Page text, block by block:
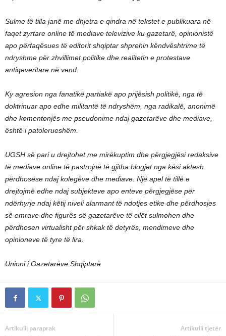
Sulme të tilla janë me dhjetra e qindra në tekstet e publikuara në
faqet zyrtare online të mediave televizive ku gazetarë, opinionistë
apo përfaqësues të editorit shqiptar shprehin këndvështrime të
ndryshme për zhvillimet politike dhe realitetin e protestave
antiqeveritare në vend.
Ky agresion nga fanatikë partiakë apo prijësish politikë, nga të
doktrinuar apo edhe militantë të ndryshëm, nga radikalë, anonimë
dhe komentonjës me pseudonime ndaj gazetarëve dhe mediave,
është i patolerueshëm.
UGSH së pari u drejtohet me mirëkuptim dhe përgjegjësi redaksive
të mediave online të pastrojnë të gjitha blogjet nga kësi aktesh
përdhosëse ndaj kolegëve dhe mediave. Një apel të tillë e
drejtojmë edhe ndaj subjekteve apo enteve përgjegjëse për
ndërhyrje ndaj këtij niveli alarmant të ndotjes etike dhe përdhosjes
së emrave dhe figurës së gazetarëve të cilët sulmohen dhe
përdhosen virtualisht për shkak të detyrës, mendimeve dhe
opinioneve të tyre të lira.
Unioni i Gazetarëve Shqiptarë
Artikulli paraprak Artikulli tjetër